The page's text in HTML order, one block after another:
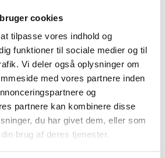
cookies
tilpasse vores indhold og
funktioner til sociale medier og til
Vi deler også oplysninger om
med vores partnere inden
og
partnere kan kombinere disse
du har givet dem, eller som
brug af deres tjenester.
til hylder – Altid høj
du et smukt udvalg af læderstropper til
hylder er nemme at montere og giver
moderne udtryk. Læderstropperne har en
passer til langt de flestes behov, har
naturligvis muligt at afkorte dem så de